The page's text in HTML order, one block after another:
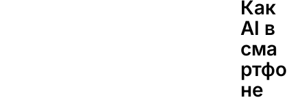
Как
AI в
сма
ртфо
не